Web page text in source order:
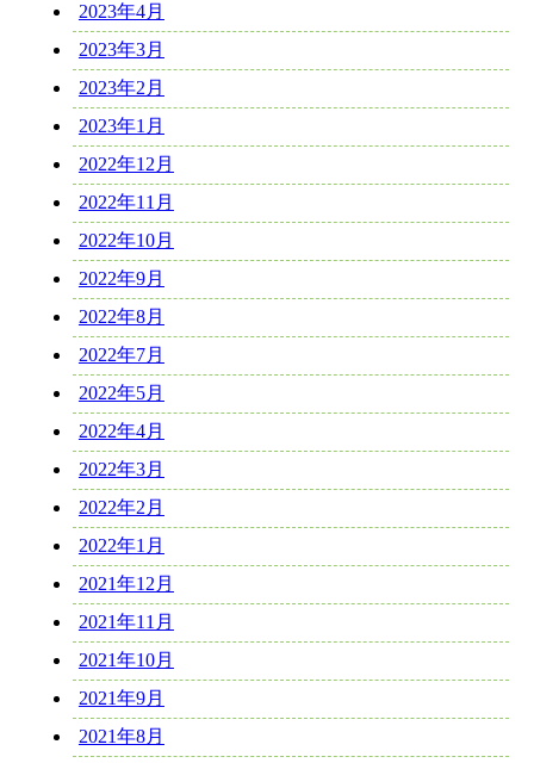
2023年4月
2023年3月
2023年2月
2023年1月
2022年12月
2022年11月
2022年10月
2022年9月
2022年8月
2022年7月
2022年5月
2022年4月
2022年3月
2022年2月
2022年1月
2021年12月
2021年11月
2021年10月
2021年9月
2021年8月